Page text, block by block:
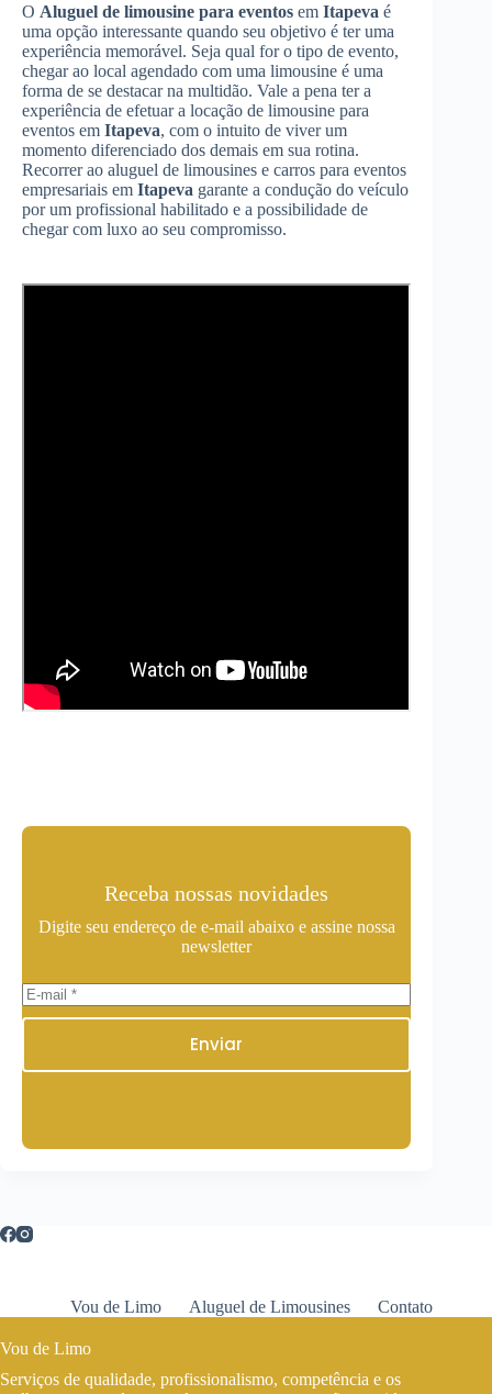
O Aluguel de limousine para eventos em Itapeva é
uma opção interessante quando seu objetivo é ter uma
experiência memorável. Seja qual for o tipo de evento,
chegar ao local agendado com uma limousine é uma
forma de se destacar na multidão. Vale a pena ter a
experiência de efetuar a locação de limousine para
eventos em Itapeva, com o intuito de viver um
momento diferenciado dos demais em sua rotina.
Recorrer ao aluguel de limousines e carros para eventos
empresariais em Itapeva garante a condução do veículo
por um profissional habilitado e a possibilidade de
chegar com luxo ao seu compromisso.
Receba nossas novidades
Digite seu endereço de e-mail abaixo e assine nossa
newsletter
Enviar
Vou de Limo Aluguel de Limousines Contato
Vou de Limo
Serviços de qualidade, profissionalismo, competência e os